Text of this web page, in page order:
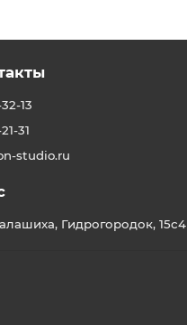
13
31
studio.ru
Гидрогородок, 15с4